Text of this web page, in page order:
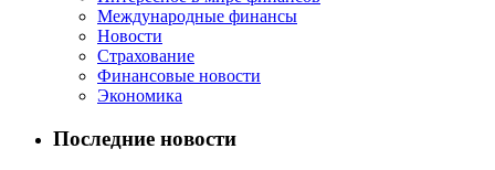
Международные финансы
Новости
Страхование
Финансовые новости
Экономика
Последние новости